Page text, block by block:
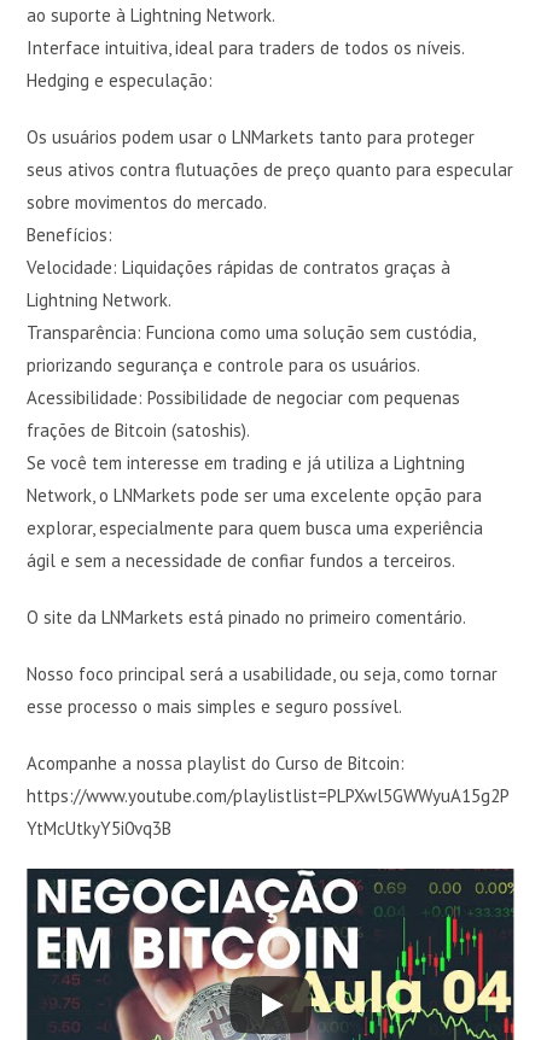
ao suporte à Lightning Network.
Interface intuitiva, ideal para traders de todos os níveis.
Hedging e especulação:
Os usuários podem usar o LNMarkets tanto para proteger
seus ativos contra flutuações de preço quanto para especular
sobre movimentos do mercado.
Benefícios:
Velocidade: Liquidações rápidas de contratos graças à
Lightning Network.
Transparência: Funciona como uma solução sem custódia,
priorizando segurança e controle para os usuários.
Acessibilidade: Possibilidade de negociar com pequenas
frações de Bitcoin (satoshis).
Se você tem interesse em trading e já utiliza a Lightning
Network, o LNMarkets pode ser uma excelente opção para
explorar, especialmente para quem busca uma experiência
ágil e sem a necessidade de confiar fundos a terceiros.
O site da LNMarkets está pinado no primeiro comentário.
Nosso foco principal será a usabilidade, ou seja, como tornar
esse processo o mais simples e seguro possível.
Acompanhe a nossa playlist do Curso de Bitcoin:
https://www.youtube.com/playlistlist=PLPXwl5GWWyuA15g2P
YtMcUtkyY5i0vq3B